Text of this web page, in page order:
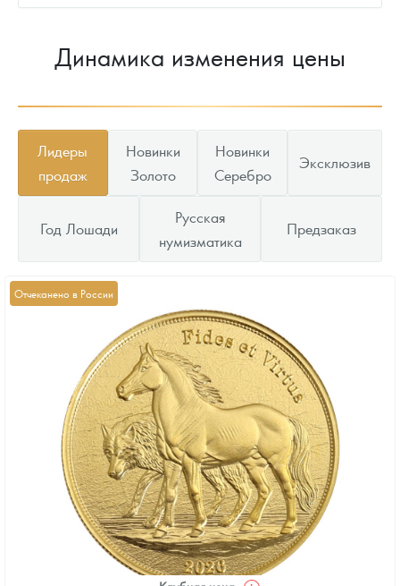
Динамика изменения цены
Лидеры
продаж
Новинки
Золото
Новинки
Серебро
Эксклюзив
Год Лошади
Русская
нумизматика
Предзаказ
Отчеканено в России